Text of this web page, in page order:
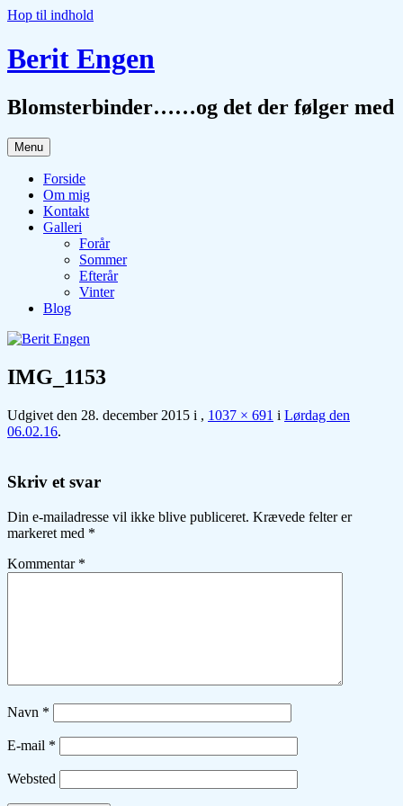
Hop til indhold
Berit Engen
Blomsterbinder……og det der følger med
Menu
Forside
Om mig
Kontakt
Galleri
Forår
Sommer
Efterår
Vinter
Blog
IMG_1153
Udgivet den 28. december 2015 i , 1037 × 691 i Lørdag den
06.02.16.
Skriv et svar
Din e-mailadresse vil ikke blive publiceret. Krævede felter er
markeret med *
Kommentar *
Navn *
E-mail *
Websted